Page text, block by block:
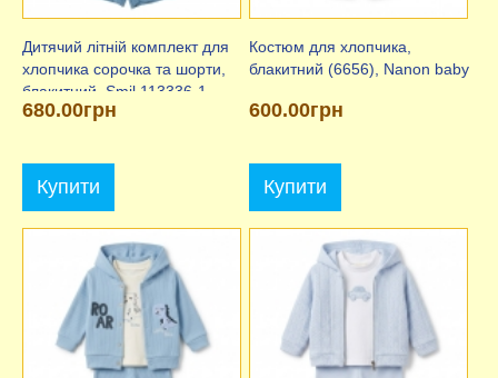
Дитячий літній комплект для
хлопчика сорочка та шорти,
блакитний, Smil 113336-1
680.00грн
Купити
Костюм для хлопчика,
блакитний (6656), Nanon baby
600.00грн
Купити